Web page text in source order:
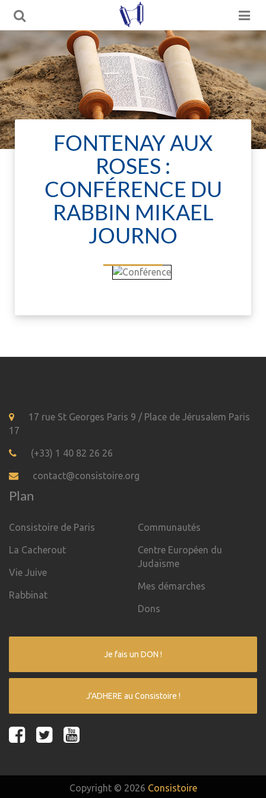
FONTENAY AUX
ROSES :
CONFÉRENCE DU
RABBIN MIKAEL
JOURNO
17 rue St Georges Paris 9 / Place de Jérusalem Paris
17
(+33) 1 40 82 26 26
contact@consistoire.org
Plan
Consistoire de Paris
La Cacherout
Vie Juive
Rabbinat
Communautés
Centre Européen du
Judaïsme
Mes démarches
Dons
Je fais un DON !
J'ADHERE au Consistoire !
Copyright © 2026 Consistoire